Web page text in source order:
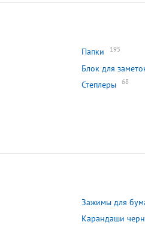
Папки 195
Блок для
Степлеры 68
Зажимы для
Карандаши